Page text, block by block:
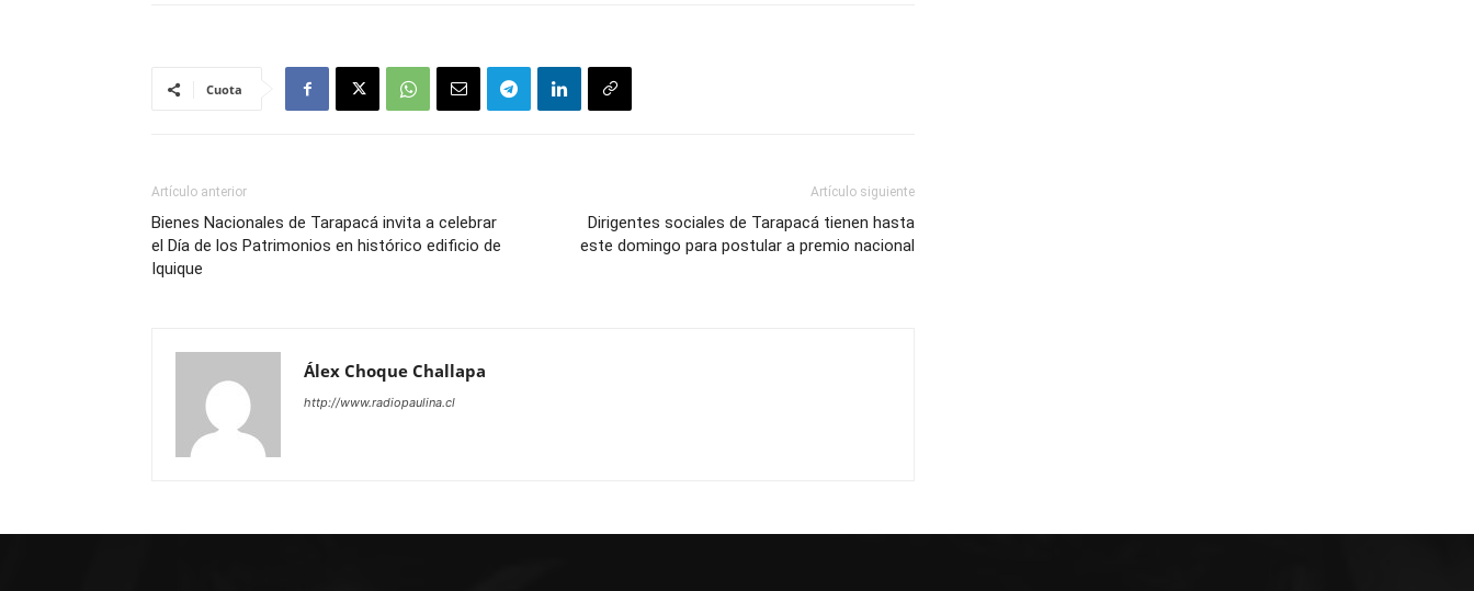
Cuota
Artículo anterior
Bienes Nacionales de Tarapacá invita a celebrar
el Día de los Patrimonios en histórico edificio de
Iquique
Artículo siguiente
Dirigentes sociales de Tarapacá tienen hasta
este domingo para postular a premio nacional
Álex Choque Challapa
http://www.radiopaulina.cl